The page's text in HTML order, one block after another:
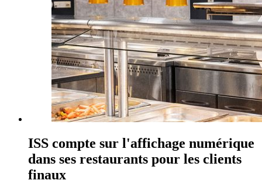
ISS compte sur l'affichage numérique
dans ses restaurants pour les clients
finaux